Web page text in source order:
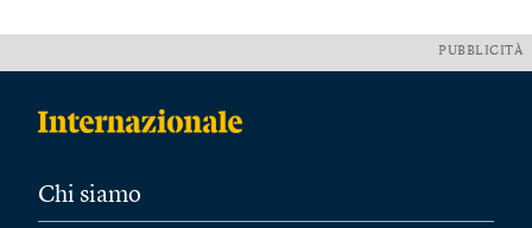
PUBBLICITÀ
Chi siamo